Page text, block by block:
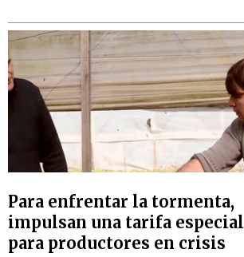
Para enfrentar la tormenta,
impulsan una tarifa especial
para productores en crisis